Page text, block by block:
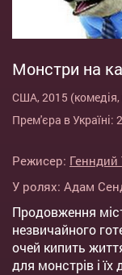
Монстри на
США, 2015
Прем'єра в Україні:
Режисер: Генндий
У ролях: Адам
Продовження
незвичайного
очей кипить
для монстрів і їх